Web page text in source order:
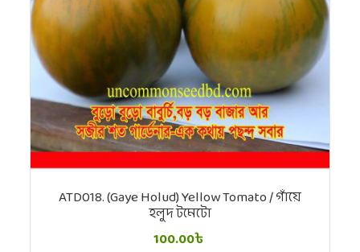
ATD018. (Gaye Holud) Yellow Tomato / গাঁয়ে
হলুদ টমেটো
100.00৳